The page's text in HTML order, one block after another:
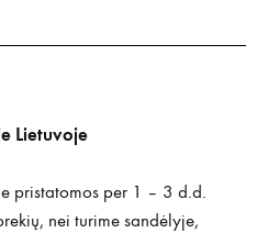
Lietuvoje
pristatomos per 1 – 3 d.d.
nei turime sandėlyje,